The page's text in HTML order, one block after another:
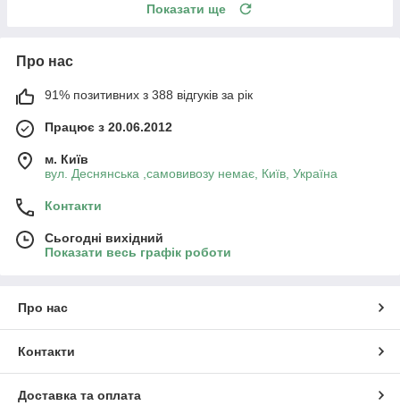
Показати ще
Про нас
91% позитивних з 388 відгуків за рік
Працює з 20.06.2012
м. Київ
вул. Деснянська ,самовивозу немає, Київ, Україна
Контакти
Сьогодні вихідний
Показати весь графік роботи
Про нас
Контакти
Доставка та оплата